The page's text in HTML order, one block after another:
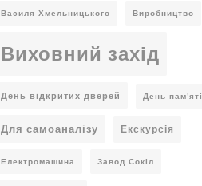
Василя Хмельницького Виробництво
Виховний захід
День відкритих дверей День пам'яті
Для самоаналізу Екскурсія
Електромашина Завод Сокіл